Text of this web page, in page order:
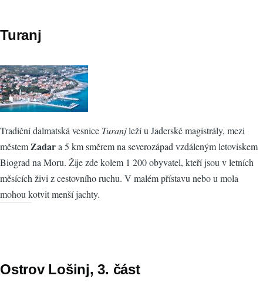
Turanj
Tradiční dalmatská vesnice Turanjleží u Jaderské magistrály, mezi
městemZadara 5 km směrem na severozápad vzdáleným letoviskem
Biograd na Moru. Žije zde kolem 1 200 obyvatel, kteří jsou v letních
měsících živi z cestovního ruchu. V malém přístavu nebo u mola
mohou kotvit menší jachty.
Ostrov Lošinj, 3. část